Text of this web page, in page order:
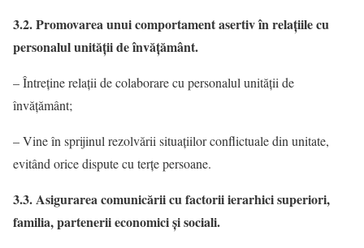
3.2. Promovarea unui comportament asertiv în relaţiile cu
personalul unităţii de învăţământ.
– Întreţine relaţii de colaborare cu personalul unităţii de
învăţământ;
– Vine în sprijinul rezolvării situaţiilor conflictuale din unitate,
evitând orice dispute cu terţe persoane.
3.3. Asigurarea comunicării cu factorii ierarhici superiori,
familia, partenerii economici şi sociali.